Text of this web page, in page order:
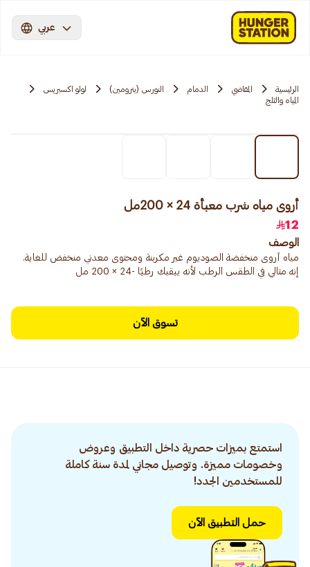
عربي
الرئيسية المقاضي الدمام النورس (بترومين)
لولو اكسبريس
المياه والثلج
أروى مياه شرب معبأة 24 × 200مل
12
الوصف
مياه أروى منخفضة الصوديوم غير مكربنة ومحتوى معدني منخفض للغاية.
إنه مثالي في الطقس الرطب لأنه يبقيك رطبًا -24 × 200 مل
تسوق الآن
استمتع بميزات حصرية داخل التطبيق وعروض
وخصومات مميزة. وتوصيل مجاني لمدة سنة كاملة
للمستخدمين الجدد!
حمل التطبيق الآن